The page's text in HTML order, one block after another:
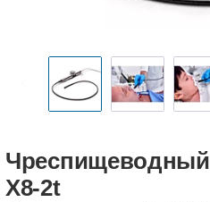
Чреспищеводный
X8-2t